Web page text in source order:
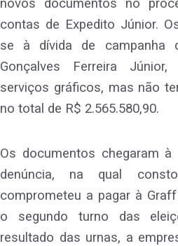
novos documentos no
contas de Expedito Júnior.
se à dívida de campanha
Gonçalves Ferreira
serviços gráficos, mas não
no total de R$ 2.565.580,90.
Os documentos chegaram
denúncia, na qual
comprometeu a pagar à
o segundo turno das
resultado das urnas, a